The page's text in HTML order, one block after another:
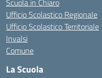
Scuola in Chiaro
Ufficio Scolastico Regionale
Ufficio Scolastico Territoriale
Invalsi
Comune
La Scuola